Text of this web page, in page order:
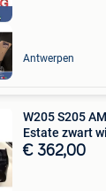
Antwerpen
W205 S205
Estate zwart
€ 362,00